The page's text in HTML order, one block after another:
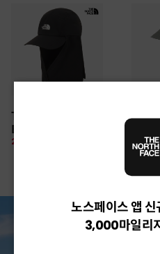
TNF LIGHT SHIELD
EX CAP
28% 10%
여름 탈출 원정
뉴질랜드 & 제주도 여행권 증정 찬스
노스페이스 앱
3,000마일리